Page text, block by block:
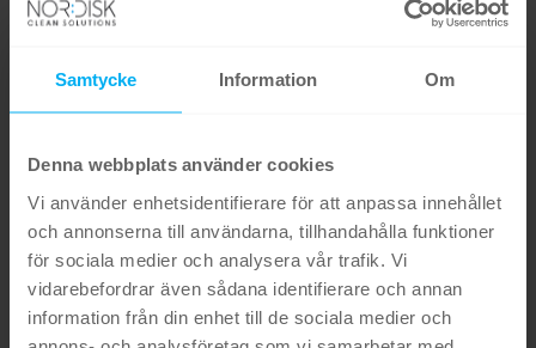
Samtycke Information Om
Denna webbplats använder cookies
Vi använder enhetsidentifierare för att anpassa innehållet
och annonserna till användarna, tillhandahålla funktioner
för sociala medier och analysera vår trafik. Vi
vidarebefordrar även sådana identifierare och annan
information från din enhet till de sociala medier och